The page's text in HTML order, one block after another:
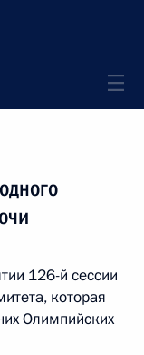
126-й сессии
которая
Олимпийских